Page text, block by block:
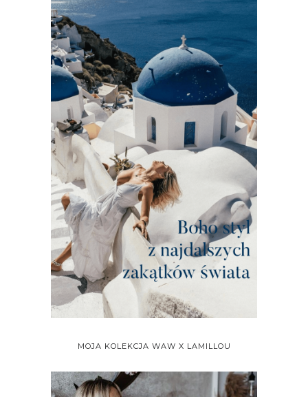
MOJA KOLEKCJA WAW X LAMILLOU